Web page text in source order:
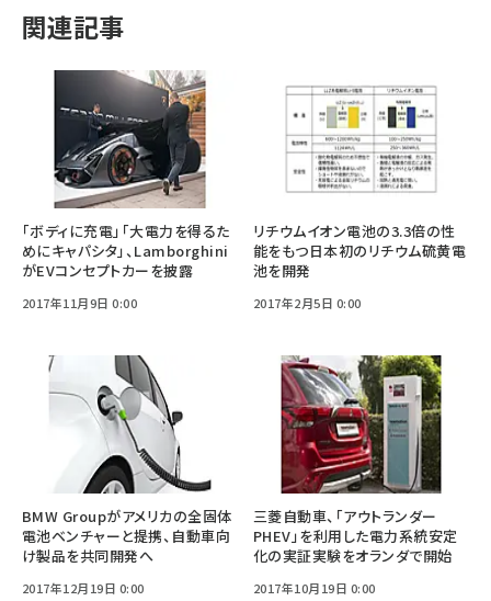
関連記事
「ボディに充電」「大電力を得るた
めにキャパシタ」、Lamborghini
がEVコンセプトカーを披露
2017年11月9日 0:00
リチウムイオン電池の3.3倍の性
能をもつ日本初のリチウム硫黄電
池を開発
2017年2月5日 0:00
BMW Groupがアメリカの全固体
電池ベンチャーと提携、自動車向
け製品を共同開発へ
2017年12月19日 0:00
三菱自動車、「アウトランダー
PHEV」を利用した電力系統安定
化の実証実験をオランダで開始
2017年10月19日 0:00